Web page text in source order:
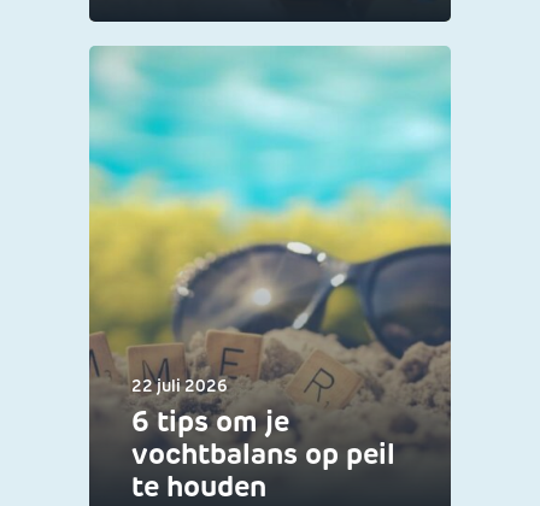
22 juli 2026
6 tips om je
vochtbalans op peil
te houden